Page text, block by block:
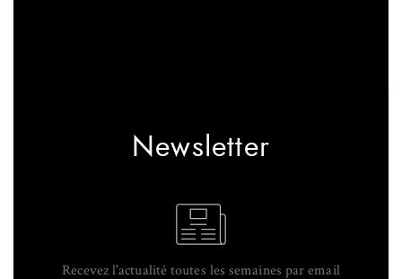
Newsletter
Recevez l'actualité toutes les semaines par email